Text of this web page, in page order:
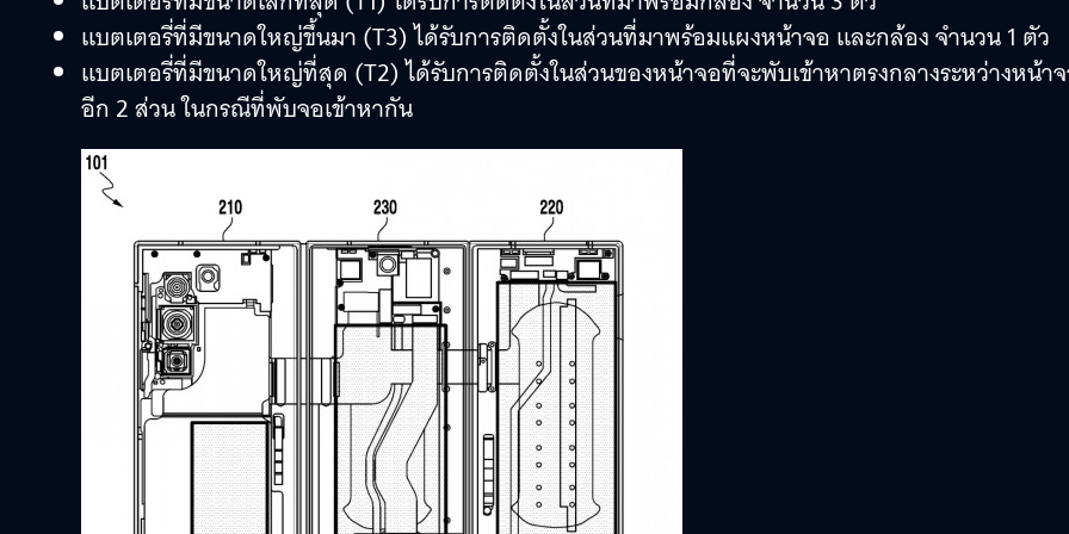
แบตเตอรี่ที่มีขนาดใหญ่ขึ้นมา (T3) ได้รับการติดตั้งในส่วนที่มาพร้อมแผงหน้าจอ และกล้อง จำนวน 1 ตัว
แบตเตอรี่ที่มีขนาดใหญ่ที่สุด (T2) ได้รับการติดตั้งในส่วนของหน้าจอที่จะพับเข้าหาตรงกลางระหว่างหน้า
อีก 2 ส่วน ในกรณีที่พับจอเข้าหากัน